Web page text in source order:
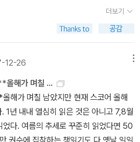
름>도 다시 읽어봐야겠다고 작게 결심했
많아 좀 추렸다...🌱거짓말을 한다는 것
말하는 것만이 아니다. 그것은 특히 실제
, 인간의 마음에 대한 것일때는, 자신
것을 뜻한다. 그런데 이건 삶을 좀 간단하
매일같이 하는 일이다.그런데 뫼르소
하게 하고자 하지 않는다. 그는 있는 그
않는다. 7-8 (미국판 서문)🌱
고 서 있을 수 있는 인물이 연극 무대
의 카뮈 연구서는 김화영 교수의 박사논
싶다. 가을학기 카뮈 강의
과 <칼리굴라><정의의 사람들> 같은 희
신화>의 새 번역본이 반가운 이유인데,
다른 선택지가 별로 없었다. 내가 처
사판이었고, 그 이후에 책세상판과 연
지적한 적이 있는데, 부록으로 실린 카
스트여서(카프카를 이해하는 데, 그리
강의에서 다루기도 했었다. 그런데 카뮈
파고스 / 240쪽) (2017-08) 철
지 성찰 (나이절 워버턴 / 최희봉 / 자작나
관 (프랜시스 베이컨 / 진석용 / 한길
11) (만화) 베이컨 신논리학 (홍성자
간지성론 (김
연구소 / 198쪽) ​(2017-13) 존 로크의
/ 울력 / 224쪽) (2017-14) 우리의 소원
더보기
12-26
해가 며칠 ...
가 며칠 남았지만 현재 스코어 올해
1년 내내 열심히 읽은 것은 아니고 7,8월
다. 여름의 추세로 꾸준히 읽었다면 50
권수에 집착하는 책읽기도 다 옛날 일일